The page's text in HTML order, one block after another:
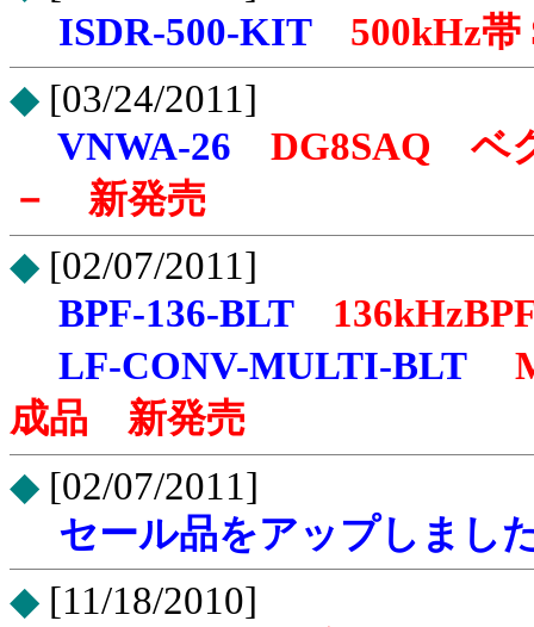
ISDR-500-KIT
500kHz
◆ [03/24/2011]
VNWA-26 DG8SAQ ベ
－ 新発売
◆ [02/07/2011]
BPF-136-BLT
LF-CONV-MULTI-BLT
成品 新発売
◆ [02/07/2011]
セール品をアップしまし
◆ [11/18/2010]